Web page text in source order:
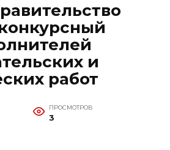
и
работ
ПРОСМОТРОВ
3